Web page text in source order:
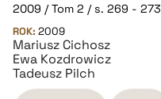
pobierz cytat
BIBTEX
2009 / Tom 2 / s. 269 - 273
ROK: 2009
Mariusz Cichosz
Ewa Kozdrowicz
Tadeusz Pilch